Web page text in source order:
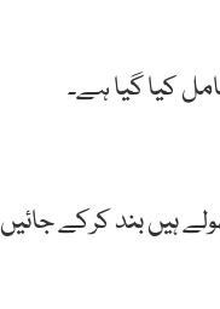
کیا گیا ہے۔
ہیں بند کرکے جائیں